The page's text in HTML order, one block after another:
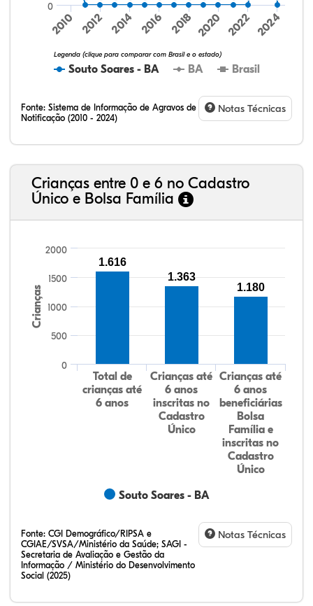
Souto Soares - BA BA Brasil
Legenda (clique para comparar com Brasil e o estado)
2010 2012 2014 2016 2018 2020 2022 2024
0
Fonte: Sistema de Informação de Agravos de
Notificação (2010 - 2024)
Notas Técnicas
Crianças entre 0 e 6 no Cadastro
Único e Bolsa Família
Crianças
Souto Soares - BA
Total de
crianças até
6 anos
Crianças até
6 anos
inscritas no
Cadastro
Único
Crianças até
6 anos
beneficiárias
Bolsa
Família e
inscritas no
Cadastro
Único
0
500
1000
1500
2000
1.616
1.363
1.180
Fonte: CGI Demográfico/RIPSA e
CGIAE/SVSA/Ministério da Saúde; SAGI -
Secretaria de Avaliação e Gestão da
Informação / Ministério do Desenvolvimento
Social (2025)
Notas Técnicas
8,65%
19,48%
0,36%
68,95%
0,58%
2,00%
32,57%
9,24%
0,46%
54,88%
1,27%
1,56%